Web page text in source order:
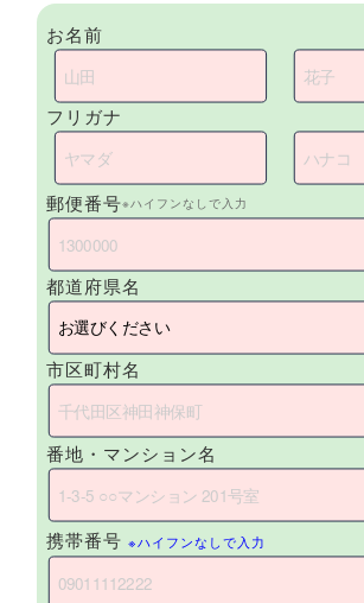
お名前
フリガナ
郵便番号※ハイフンなしで入力
都道府県名
市区町村名
番地・マンション名
携帯番号 ※ハイフンなしで入力